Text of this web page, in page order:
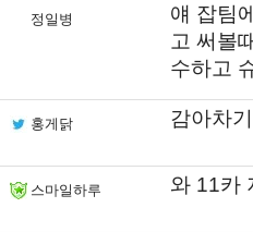
정일병
얘 잡팀
고 써볼
수하고
홍게닭 감아차
스마일하루 와 11카